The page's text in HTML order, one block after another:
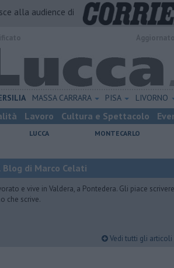
alla audience di
MASSA CARRARA PISA LIVORNO
Lavoro Cultura e Spettacolo
LUCCA MONTECARLO
Blog di Marco Celati
e vive in Valdera, a Pontedera. Gli piace
che scrive.
Vedi tutti gli